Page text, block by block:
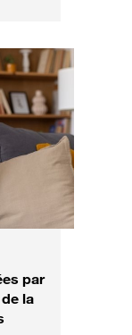
par
la